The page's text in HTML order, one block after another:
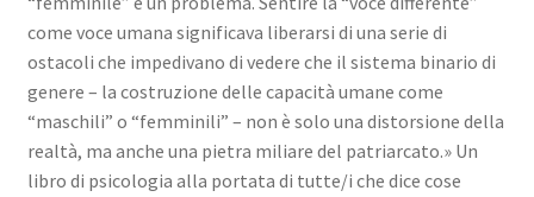
come voce umana significava liberarsi di una serie di
ostacoli che impedivano di vedere che il sistema binario di
genere – la costruzione delle capacità umane come
“maschili” o “femminili” – non è solo una distorsione della
realtà, ma anche una pietra miliare del patriarcato.» Un
libro di psicologia alla portata di tutte/i che dice cose